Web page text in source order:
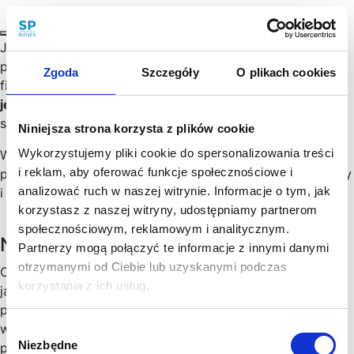
Zgoda Szczegóły O plikach cookies
Niniejsza strona korzysta z plików cookie
Wykorzystujemy pliki cookie do spersonalizowania treści
i reklam, aby oferować funkcje społecznościowe i
analizować ruch w naszej witrynie. Informacje o tym, jak
korzystasz z naszej witryny, udostępniamy partnerom
społecznościowym, reklamowym i analitycznym.
Partnerzy mogą połączyć te informacje z innymi danymi
otrzymanymi od Ciebie lub uzyskanymi podczas
korzystania z ich usług.
Wybór
zgody
Niezbędne
Jeżeli prowadzisz firmę zobowiązaną do stosowania
przepisów o przeciwdziałaniu praniu pieniędzy i
finansowaniu terroryzmu (AML), to procedura KYC jest
jednym z ważniejszych obowiązków
spełniać w ramach AML.…
W dniu 31 października 2021 r. weszły w życie nowe
przepisy mające na celu przeciwdziałanie praniu pieniędzy
i finansowaniu terroryzmu – w skrócie AML.…
Newsletter
Chętny, chętna na więcej praktycznych porad prawnych
jak wesprzeć rozwój Twojego biznesu, zoptymalizować
podatki, zminimalizować formalności? Cenimy Twój czas:
wysyłamy konkrety, rzetelne informacje sprawdzone w
praktyce i ważne aktualizacje w prawie, które mogą mieć